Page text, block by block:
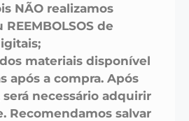
NÃO realizamos
REEMBOLSOS de
materiais disponível
após a compra. Após
será necessário adquirir
Recomendamos salvar